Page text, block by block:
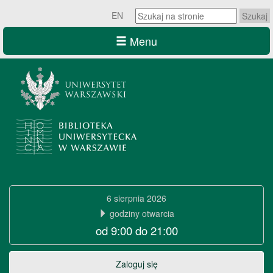
EN
Szukaj
na
stronie:
Szukaj
na
Menu
Uniwersytecka
WarszawieBiblioteka
6 sierpnia 2026
godziny otwarcia
od 9:00 do 21:00
Zaloguj się